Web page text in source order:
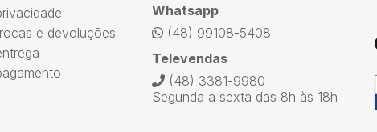
e devoluções
Whatsapp
(48) 99108-5408
Televendas
(48) 3381-9980
Segunda a sexta das 8h às 18h